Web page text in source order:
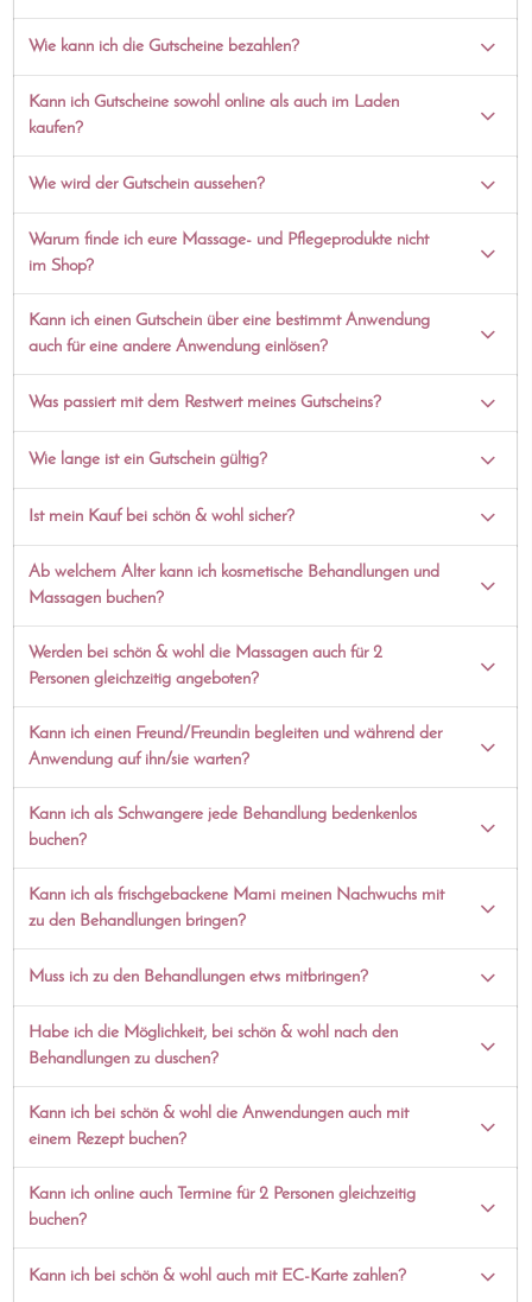
Wie kann ich die Gutscheine bezahlen?
Kann ich Gutscheine sowohl online als auch im Laden
kaufen?
Wie wird der Gutschein aussehen?
Warum finde ich eure Massage- und Pflegeprodukte nicht
im Shop?
Kann ich einen Gutschein über eine bestimmt Anwendung
auch für eine andere Anwendung einlösen?
Was passiert mit dem Restwert meines Gutscheins?
Wie lange ist ein Gutschein gültig?
Ist mein Kauf bei schön & wohl sicher?
Ab welchem Alter kann ich kosmetische Behandlungen und
Massagen buchen?
Werden bei schön & wohl die Massagen auch für 2
Personen gleichzeitig angeboten?
Kann ich einen Freund/Freundin begleiten und während der
Anwendung auf ihn/sie warten?
Kann ich als Schwangere jede Behandlung bedenkenlos
buchen?
Kann ich als frischgebackene Mami meinen Nachwuchs mit
zu den Behandlungen bringen?
Muss ich zu den Behandlungen etws mitbringen?
Habe ich die Möglichkeit, bei schön & wohl nach den
Behandlungen zu duschen?
Kann ich bei schön & wohl die Anwendungen auch mit
einem Rezept buchen?
Kann ich online auch Termine für 2 Personen gleichzeitig
buchen?
Kann ich bei schön & wohl auch mit EC-Karte zahlen?